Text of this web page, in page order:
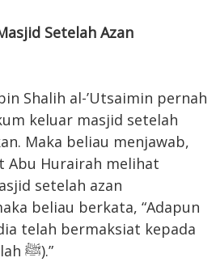
Setelah Azan
Shalih al-’Utsaimin pernah
keluar masjid setelah
Maka beliau menjawab,
Abu Hurairah melihat
setelah azan
beliau berkata, “Adapun
telah bermaksiat kepada
Abul Qasim (Rasulullah ﷺ).”